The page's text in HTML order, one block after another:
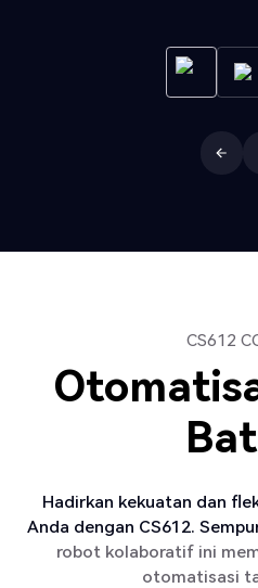
CS612
Hadirkan kekuatan dan
Anda dengan CS612.
robot kolaboratif ini
otomatisasi